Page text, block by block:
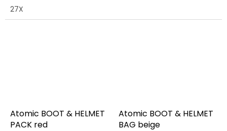
27X
Atomic BOOT & HELMET
PACK red
Atomic BOOT & HELMET
BAG beige